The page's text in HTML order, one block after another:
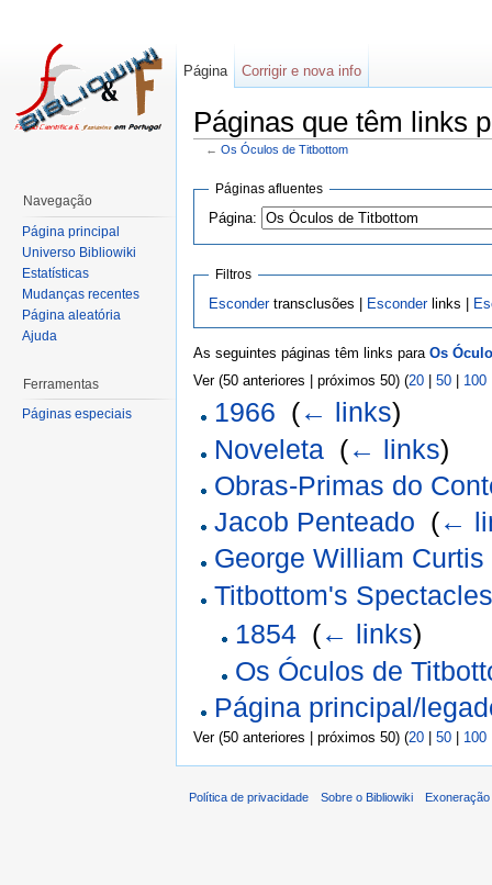
Páginas que têm links
← Os Óculos de Titbottom
Páginas afluentes
Página:
Filtros
Escondertransclusões | Esconderlinks |
As seguintes páginas têm links para Os
Ver (50 anteriores | próximos 50) (20 50 100
1966 (← links)
Noveleta (← links)
Obras-Primas do
Jacob Penteado (←
George William Curtis
Titbottom's
1854 (← links)
Os Óculos de
Página principal/
Ver (50 anteriores | próximos 50) (20 50 100
Página Corrigir e nova info
Navegação
Página principal
Universo Bibliowiki
Estatísticas
Mudanças recentes
Página aleatória
Ajuda
Ferramentas
Páginas especiais
Política de privacidade Sobre o Bibliowiki